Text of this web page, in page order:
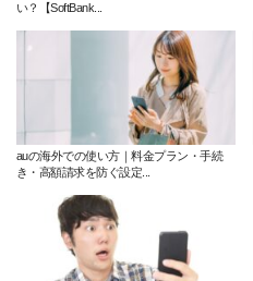
い？【SoftBank...
auの海外での使い方｜料金プラン・手続
き・高額請求を防ぐ設定...